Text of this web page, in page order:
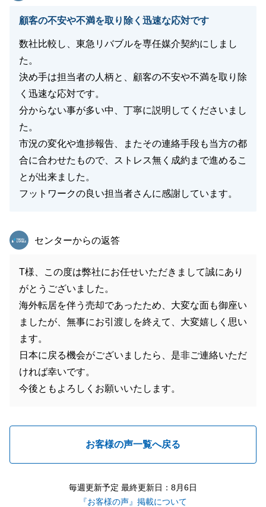
顧客の不安や不満を取り除く迅速な応対です
数社比較し、東急リバブルを専任媒介契約にしまし
た。
決め手は担当者の人柄と、顧客の不安や不満を取り除
く迅速な応対です。
分からない事が多い中、丁寧に説明してくださいまし
た。
市況の変化や進捗報告、またその連絡手段も当方の都
合に合わせたもので、ストレス無く成約まで進めるこ
とが出来ました。
フットワークの良い担当者さんに感謝しています。
東急リバブル
センターからの返答
T様、この度は弊社にお任せいただきまして誠にあり
がとうございました。
海外転居を伴う売却であったため、大変な面も御座い
ましたが、無事にお引渡しを終えて、大変嬉しく思い
ます。
日本に戻る機会がございましたら、是非ご連絡いただ
ければ幸いです。
今後ともよろしくお願いいたします。
お客様の声一覧へ戻る
毎週更新予定 最終更新日：8月6日
『お客様の声』掲載について